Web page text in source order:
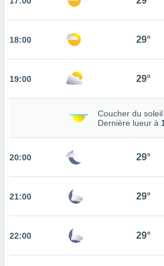
votre
en
au
web.
18:00 29°
19:00 29°
Coucher du soleil
Dernière lueur à
20:00 29°
21:00 29°
22:00 29°